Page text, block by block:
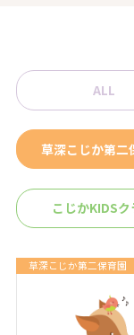
ALL
草深こじか第二
こじかKIDS
草深こじか第二保育園